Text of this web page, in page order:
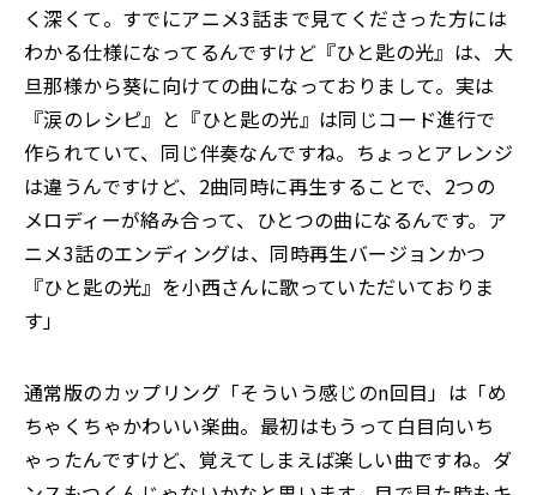
く深くて。すでにアニメ3話まで見てくださった方には
わかる仕様になってるんですけど『ひと匙の光』は、大
旦那様から葵に向けての曲になっておりまして。実は
『涙のレシピ』と『ひと匙の光』は同じコード進行で
作られていて、同じ伴奏なんですね。ちょっとアレンジ
は違うんですけど、2曲同時に再生することで、2つの
メロディーが絡み合って、ひとつの曲になるんです。ア
ニメ3話のエンディングは、同時再生バージョンかつ
『ひと匙の光』を小西さんに歌っていただいておりま
す」
通常版のカップリング「そういう感じのn回目」は「め
ちゃくちゃかわいい楽曲。最初はもうって白目向いち
ゃったんですけど、覚えてしまえば楽しい曲ですね。ダ